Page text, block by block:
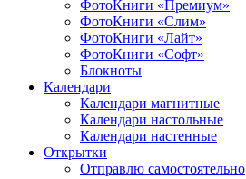
ФотоКниги «Премиум»
ФотоКниги «Слим»
ФотоКниги «Лайт»
ФотоКниги «Софт»
Блокноты
Календари
Календари магнитные
Календари настольные
Календари настенные
Открытки
Отправлю самостоятельно